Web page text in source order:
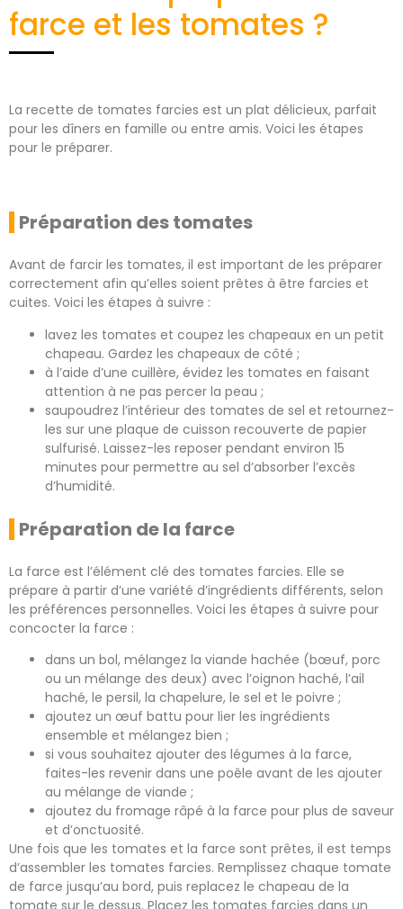
farce et les tomates ?
La recette de tomates farcies est un plat délicieux, parfait
pour les dîners en famille ou entre amis. Voici les étapes
pour le préparer.
Préparation des tomates
Avant de farcir les tomates, il est important de les préparer
correctement afin qu’elles soient prêtes à être farcies et
cuites. Voici les étapes à suivre :
lavez les tomates et coupez les chapeaux en un petit
chapeau. Gardez les chapeaux de côté ;
à l’aide d’une cuillère, évidez les tomates en faisant
attention à ne pas percer la peau ;
saupoudrez l’intérieur des tomates de sel et retournez-
les sur une plaque de cuisson recouverte de papier
sulfurisé. Laissez-les reposer pendant environ 15
minutes pour permettre au sel d’absorber l’excès
d’humidité.
Préparation de la farce
La farce est l’élément clé des tomates farcies. Elle se
prépare à partir d’une variété d’ingrédients différents, selon
les préférences personnelles. Voici les étapes à suivre pour
concocter la farce :
dans un bol, mélangez la viande hachée (bœuf, porc
ou un mélange des deux) avec l’oignon haché, l’ail
haché, le persil, la chapelure, le sel et le poivre ;
ajoutez un œuf battu pour lier les ingrédients
ensemble et mélangez bien ;
si vous souhaitez ajouter des légumes à la farce,
faites-les revenir dans une poêle avant de les ajouter
au mélange de viande ;
ajoutez du fromage râpé à la farce pour plus de saveur
et d’onctuosité.
Une fois que les tomates et la farce sont prêtes, il est temps
d’assembler les tomates farcies. Remplissez chaque tomate
de farce jusqu’au bord, puis replacez le chapeau de la